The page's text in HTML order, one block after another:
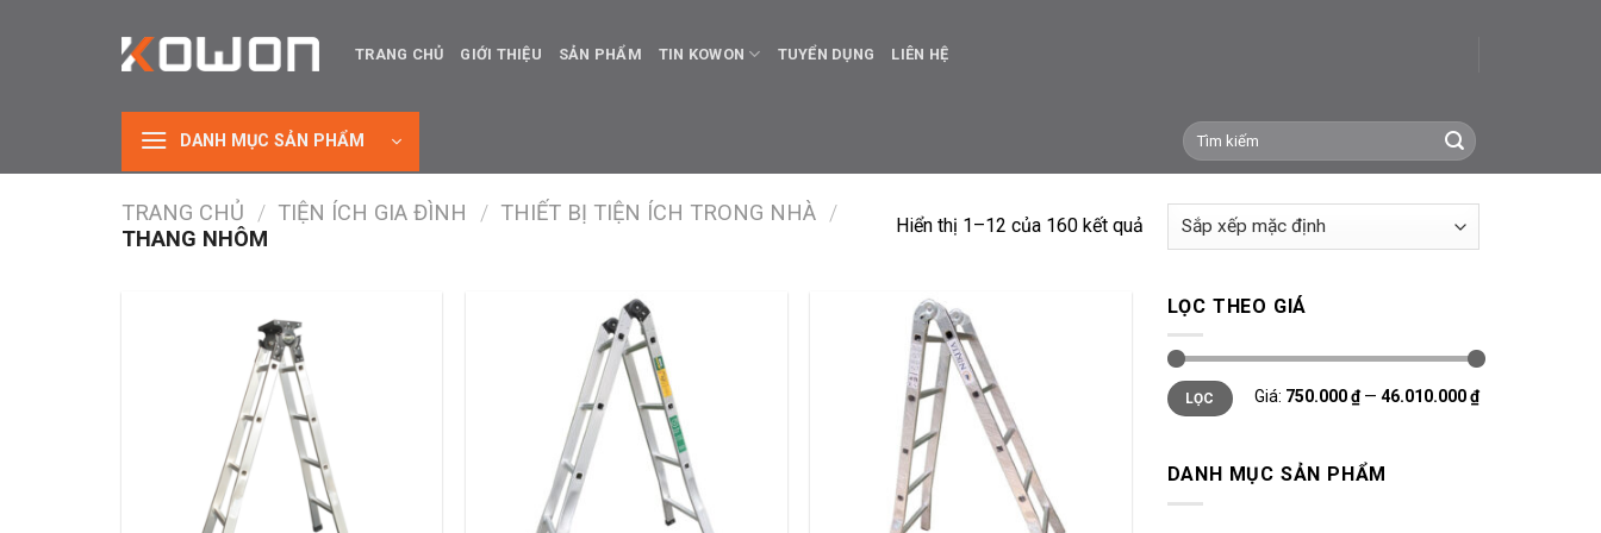
TRANG CHỦ GIỚI THIỆU SẢN PHẨM TIN KOWON TUYỂN DỤNG LIÊN HỆ
DANH MỤC SẢN PHẨM
Tìm
kiếm:
TRANG CHỦ / TIỆN ÍCH GIA ĐÌNH / THIẾT BỊ TIỆN ÍCH TRONG NHÀ /
THANG NHÔM
Hiển thị 1–12 của 160 kết quả
LỌC THEO GIÁ
Giá
tối
thiểu
Giá
tối
đa
LỌC Giá: 750.000 ₫— 46.010.000 ₫
DANH MỤC SẢN PHẨM